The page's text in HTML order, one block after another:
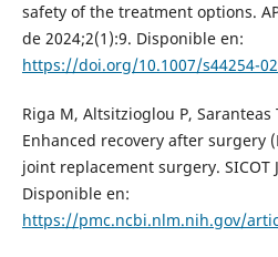
safety of the treatment options.
de 2024;2(1):9. Disponible en:
https://doi.org/10.1007/s44254-
Riga M, Altsitzioglou P, Saranteas
Enhanced recovery after surgery
joint replacement surgery. SICOT
Disponible en:
https://pmc.ncbi.nlm.nih.gov/